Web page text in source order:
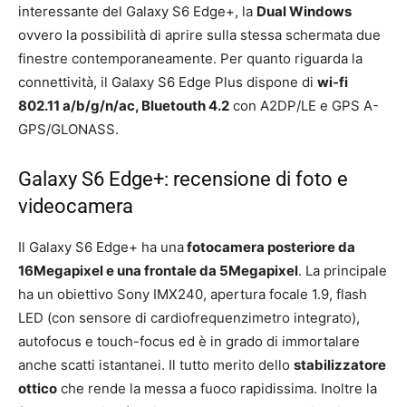
interessante del Galaxy S6 Edge+, la Dual Windows
ovvero la possibilità di aprire sulla stessa schermata due
finestre contemporaneamente. Per quanto riguarda la
connettività, il Galaxy S6 Edge Plus dispone di wi-fi
802.11 a/b/g/n/ac, Bluetouth 4.2 con A2DP/LE e GPS A-
GPS/GLONASS.
Galaxy S6 Edge+: recensione di foto e
videocamera
Il Galaxy S6 Edge+ ha unafotocamera posteriore da
16Megapixel e una frontale da 5Megapixel. La principale
ha un obiettivo Sony IMX240, apertura focale 1.9, flash
LED (con sensore di cardiofrequenzimetro integrato),
autofocus e touch-focus ed è in grado di immortalare
anche scatti istantanei. Il tutto merito dello stabilizzatore
ottico che rende la messa a fuoco rapidissima. Inoltre la